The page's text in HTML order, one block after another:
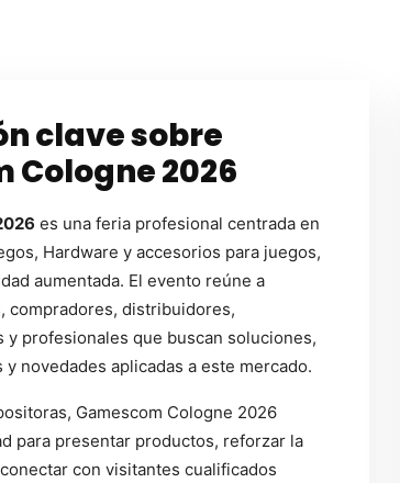
clave sobre
Cologne 2026
es una feria profesional centrada en
Hardware y accesorios para juegos,
aumentada. El evento reúne a
compradores, distribuidores,
y profesionales que buscan soluciones,
novedades aplicadas a este mercado.
Gamescom Cologne 2026
para presentar productos, reforzar la
con visitantes cualificados